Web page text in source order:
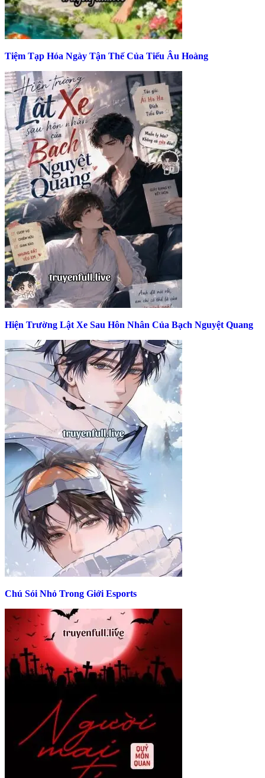
Tiệm Tạp Hóa Ngày Tận Thế Của Tiểu Âu Hoàng
Hiện Trường Lật Xe Sau Hôn Nhân Của Bạch Nguyệt Quang
Chú Sói Nhỏ Trong Giới Esports